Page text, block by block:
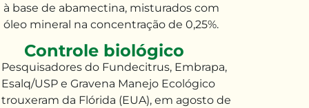
à base de abamectina, misturados com
óleo mineral na concentração de 0,25%.
Controle biológico
Pesquisadores do Fundecitrus, Embrapa,
Esalq/USP e Gravena Manejo Ecológico
trouxeram da Flórida (EUA), em agosto de